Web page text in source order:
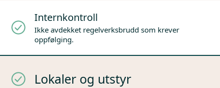
Internkontroll
Ikke avdekket regelverksbrudd som krever
oppfølging.
Lokaler og utstyr